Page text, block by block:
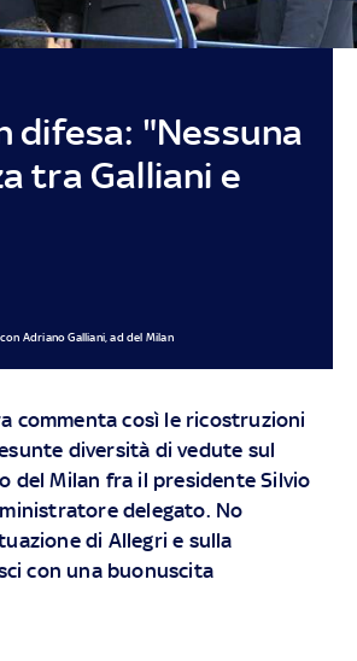
difesa: "Nessuna
tra Galliani e
Adriano Galliani, ad del Milan
commenta così le ricostruzioni
diversità di vedute sul
del Milan fra il presidente Silvio
delegato. No
di Allegri e sulla
con una buonuscita